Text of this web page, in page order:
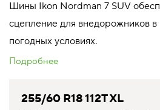
Шины Ikon Nordman 7 SUV
сцепление для внедорожников в
погодных условиях.
Подробнее
255/60 R18 112T XL